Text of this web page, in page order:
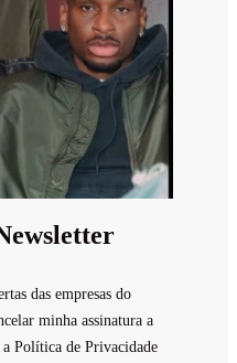
das empresas do
minha assinatura a
Política de Privacidade